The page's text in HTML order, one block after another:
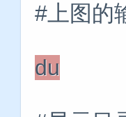
#上图的
du